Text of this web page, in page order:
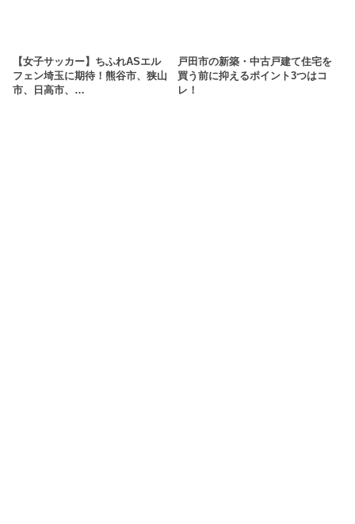
【女子サッカー】ちふれASエル
フェン埼玉に期待！熊谷市、狭山
市、日高市、…
戸田市の新築・中古戸建て住宅を
買う前に抑えるポイント3つはコ
レ！